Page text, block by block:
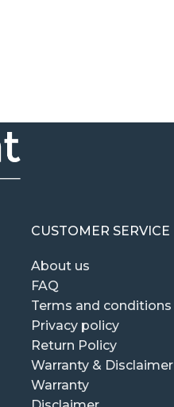
CUSTOMER SERVICE
About us
FAQ
Terms and conditions
Privacy policy
Return Policy
Warranty & Disclaimer
Warranty